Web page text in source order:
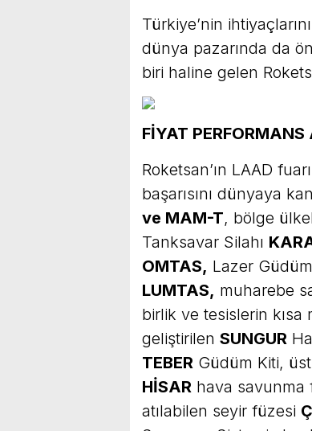
Türkiye’nin
dünya pazarında da
biri haline gelen
FİYAT
Roketsan’ın LAAD
başarısını dünyaya
ve MAM-T, bölge
Tanksavar Silahı
OMTAS, Lazer
LUMTAS, muharebe
birlik ve tesislerin kısa
geliştirilen SUNGUR
TEBER Güdüm Kiti,
HİSAR hava savunma
atılabilen seyir füzesi